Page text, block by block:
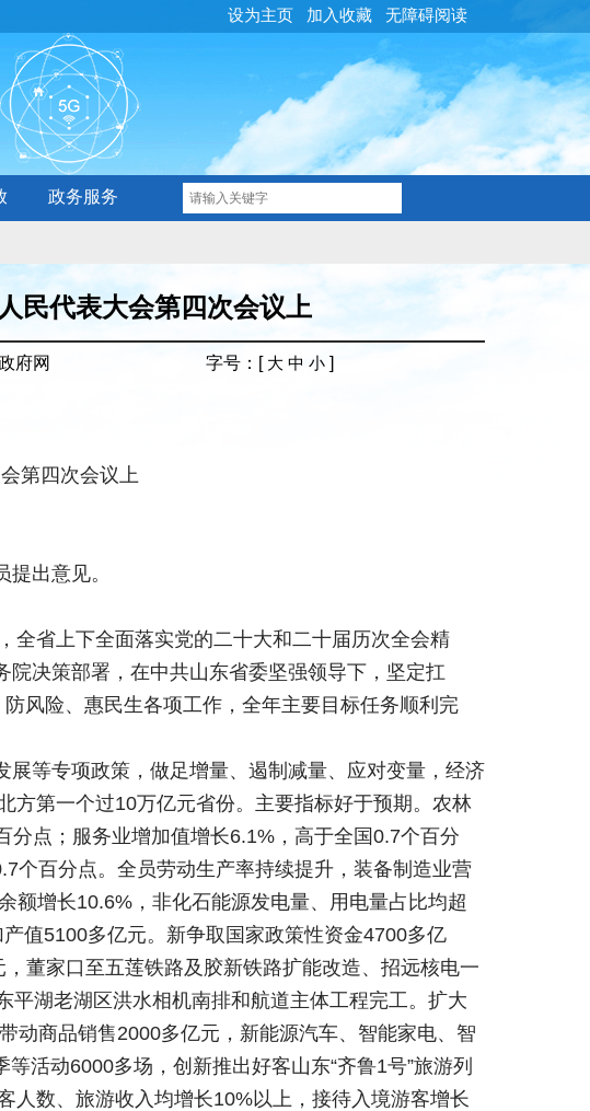
设为主页 加入收藏 无障碍阅读
政务服务
民代表大会第四次会议上
府网 字号 ：[ 大 中 小 ]
第四次会议上
出意见。
全省上下全面落实党的二十大和二十届历次全会精
决策部署，在中共山东省委坚强领导下，坚定扛
风险、惠民生各项工作，全年主要目标任务顺利完
展等专项政策，做足增量、遏制减量、应对变量，经济
方第一个过10万亿元省份。主要指标好于预期。农林
点；服务业增加值增长6.1%，高于全国0.7个百分
个百分点。全员劳动生产率持续提升，装备制造业营
额增长10.6%，非化石能源发电量、用电量占比均超
值5100多亿元。新争取国家政策性资金4700多亿
董家口至五莲铁路及胶新铁路扩能改造、招远核电一
湖老湖区洪水相机南排和航道主体工程完工。扩大
动商品销售2000多亿元，新能源汽车、智能家电、智
活动6000多场，创新推出好客山东“齐鲁1号”旅游列
人数、旅游收入均增长10%以上，接待入境游客增长